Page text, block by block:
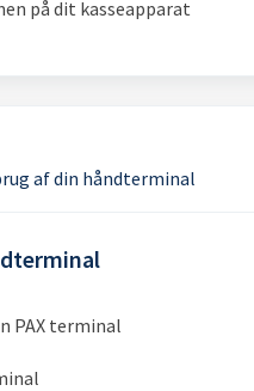
på dit kasseapparat
af din håndterminal
PAX terminal